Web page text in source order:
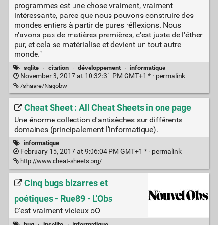
programmes est une chose vraiment, vraiment
intéressante, parce que nous pouvons construire des
mondes entiers à partir de pures réflexions. Nous
n'avons pas de matières premières, c'est juste de l'éther
pur, et cela se matérialise et devient un tout autre
monde."
sqlite · citation · développement · informatique
November 3, 2017 at 10:32:31 PM GMT+1 * · permalink
/shaare/Naqobw
Cheat Sheet : All Cheat Sheets in one page
Une énorme collection d'antisèches sur différents
domaines (principalement l'informatique).
informatique
February 15, 2017 at 9:06:04 PM GMT+1 * · permalink
http://www.cheat-sheets.org/
Cinq bugs bizarres et
poétiques - Rue89 - L'Obs
C'est vraiment vicieux oO